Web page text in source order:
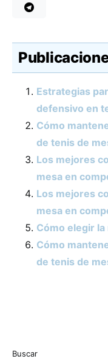
Estrategias
defensivo en
Cómo
de tenis de
Los mejores
mesa en
Los mejores
mesa en
Cómo elegir
Cómo
de tenis de
Buscar